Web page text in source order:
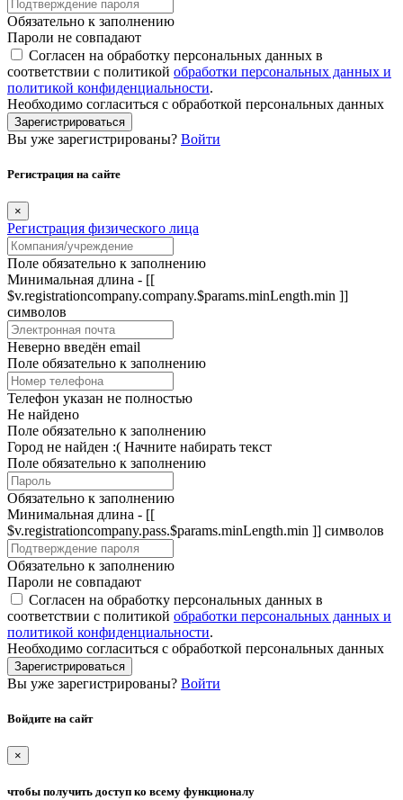
Обязательно к заполнению
Пароли не совпадают
Согласен на обработку персональных данных в
соответствии с политикой обработки персональных данных и
политикой конфиденциальности.
Необходимо согласиться с обработкой персональных данных
Зарегистрироваться
Вы уже зарегистрированы? Войти
Регистрация на сайте
×
Регистрация физического лица
Поле обязательно к заполнению
Минимальная длина - [[
$v.registrationcompany.company.$params.minLength.min ]]
символов
Неверно введён email
Поле обязательно к заполнению
Телефон указан не полностью
Не найдено
Поле обязательно к заполнению
Город не найден :( Начните набирать текст
Поле обязательно к заполнению
Обязательно к заполнению
Минимальная длина - [[
$v.registrationcompany.pass.$params.minLength.min ]] символов
Обязательно к заполнению
Пароли не совпадают
Согласен на обработку персональных данных в
соответствии с политикой обработки персональных данных и
политикой конфиденциальности.
Необходимо согласиться с обработкой персональных данных
Зарегистрироваться
Вы уже зарегистрированы? Войти
Войдите на сайт
×
чтобы получить доступ ко всему функционалу